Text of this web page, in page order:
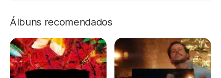
Álbuns recomendados